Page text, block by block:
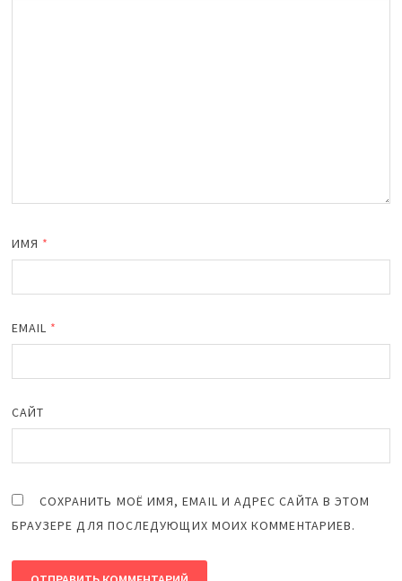
ИМЯ *
EMAIL *
САЙТ
СОХРАНИТЬ МОЁ ИМЯ, EMAIL И АДРЕС САЙТА В ЭТОМ
БРАУЗЕРЕ ДЛЯ ПОСЛЕДУЮЩИХ МОИХ КОММЕНТАРИЕВ.